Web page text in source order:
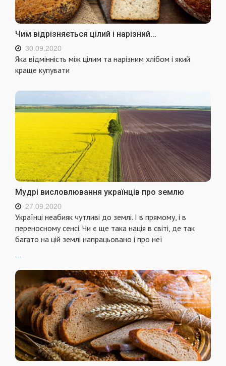
Чим відрізняється цілий і нарізний...
30.09.2020
Яка відмінність між цілим та нарізним хлібом і який
краще купувати
Мудрі висловлювання українців про землю
27.09.2020
Українці неабияк чутливі до землі. І в прямому, і в
переносному сенсі. Чи є ще така нація в світі, де так
багато на цій землі напрацьовано і про неї